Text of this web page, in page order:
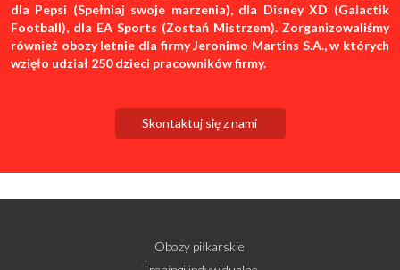
dla Pepsi (Spełniaj swoje marzenia), dla Disney XD (Galactik
Football), dla EA Sports (Zostań Mistrzem). Zorganizowaliśmy
również obozy letnie dla firmy Jeronimo Martins S.A., w których
wzięło udział 250 dzieci pracowników firmy.
Skontaktuj się z nami
Obozy piłkarskie